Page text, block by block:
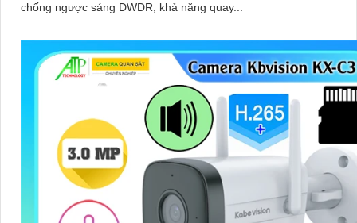
chống ngược sáng DWDR, khả năng quay...